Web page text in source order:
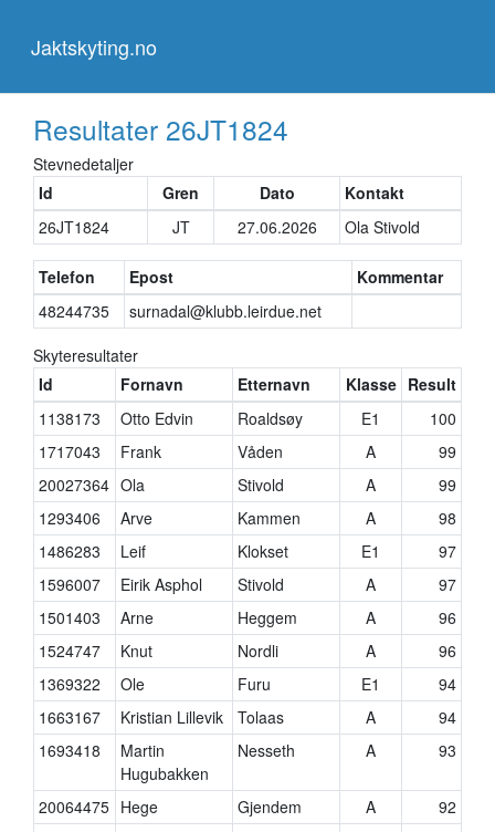
Jaktskyting.no
Resultater 26JT1824
Stevnedetaljer
Id
Gren Dato
Kontakt
26JT1824
JT 27.06.2026 Ola Stivold
Telefon Epost
Kommentar
48244735
surnadal@klubb.leirdue.net
Skyteresultater
Id
Fornavn Etternavn Klasse Result
1138173
Otto Edvin Roaldsøy E1
100
1717043
Frank Våden A
99
20027364 Ola Stivold A
99
1293406
Arve Kammen A
98
1486283
Leif Klokset E1
97
1596007
Eirik Asphol Stivold A
97
1501403
Arne Heggem A
96
1524747
Knut Nordli A
96
1369322
Ole Furu E1
94
1663167
Kristian Lillevik Tolaas A
94
1693418
Martin
Hugubakken
Nesseth A 93
20064475 Hege Gjendem A
92